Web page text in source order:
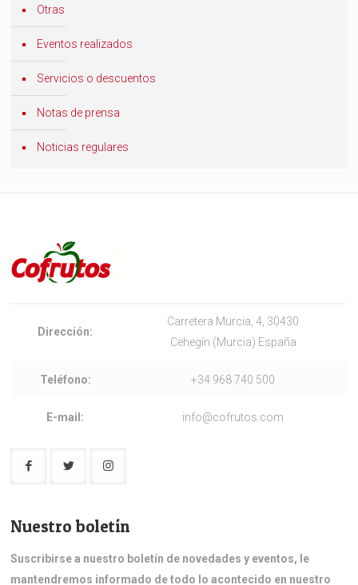
Otras
Eventos realizados
Servicios o descuentos
Notas de prensa
Noticias regulares
Dirección:
Carretera Murcia, 4, 30430
Cehegín (Murcia) España
Teléfono: +34 968 740 500
E-mail: info@cofrutos.com
Nuestro boletín
Suscribirse a nuestro boletín de novedades y eventos, le
mantendremos informado de todo lo acontecido en nuestro